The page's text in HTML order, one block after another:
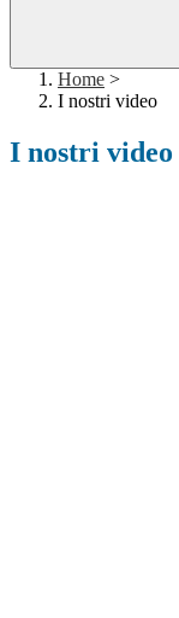
Home >
I nostri video
I nostri video